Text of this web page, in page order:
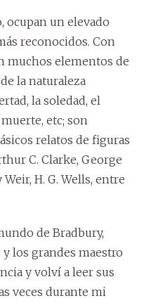
ocupan un elevado
reconocidos. Con
muchos elementos de
la naturaleza
la soledad, el
etc; son
relatos de figuras
C. Clarke, George
H. G. Wells, entre
de Bradbury,
los grandes maestro
y volví a leer sus
veces durante mi